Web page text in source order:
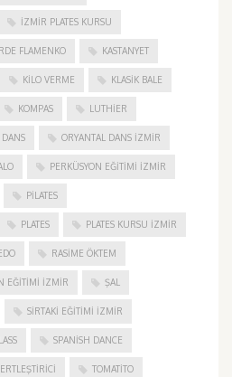
İZMIR PLATES KURSU
FLAMENKO KASTANYET
KILO VERME KLASIK BALE
KOMPAS LUTHIER
ORYANTAL DANS İZMIR
PERKÜSYON EĞITIMI İZMIR
PILATES
PLATES PLATES KURSU İZMIR
RASIME ÖKTEM
EĞITIMI İZMIR ŞAL
SIRTAKI EĞITIMI İZMIR
SPANISH DANCE
TOMATITO